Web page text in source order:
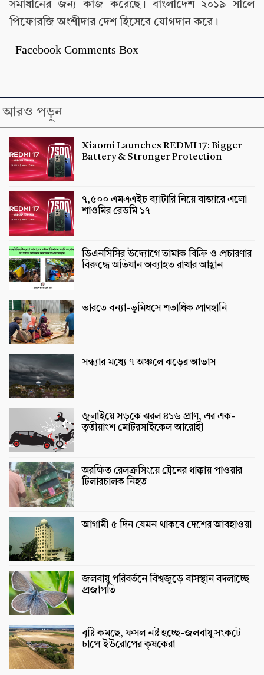
সমাধানের জন্য কাজ করেছে। বাংলাদেশ ২০১৯ সালে
পিফোরজি অংশীদার দেশ হিসেবে যোগদান করে।
Facebook Comments Box
আরও পড়ুন
Xiaomi Launches REDMI 17: Bigger
Battery & Stronger Protection
৭,৫০০ এমএএইচ ব্যাটারি নিয়ে বাজারে এলো
শাওমির রেডমি ১৭
ডিএনসিসির উদ্যোগে তামাক বিক্রি ও প্রচারণার
বিরুদ্ধে অভিযান অব্যাহত রাখার আহ্বান
ভারতে বন্যা-ভূমিধসে শতাধিক প্রাণহানি
সন্ধ্যার মধ্যে ৭ অঞ্চলে ঝড়ের আভাস
জুলাইয়ে সড়কে ঝরল ৪১৬ প্রাণ, এর এক-
তৃতীয়াংশ মোটরসাইকেল আরোহী
অরক্ষিত রেলক্রসিংয়ে ট্রেনের ধাক্কায় পাওয়ার
টিলারচালক নিহত
আগামী ৫ দিন যেমন থাকবে দেশের আবহাওয়া
জলবায়ু পরিবর্তনে বিশ্বজুড়ে বাসস্থান বদলাচ্ছে
প্রজাপতি
বৃষ্টি কমছে, ফসল নষ্ট হচ্ছে-জলবায়ু সংকটে
চাপে ইউরোপের কৃষকেরা